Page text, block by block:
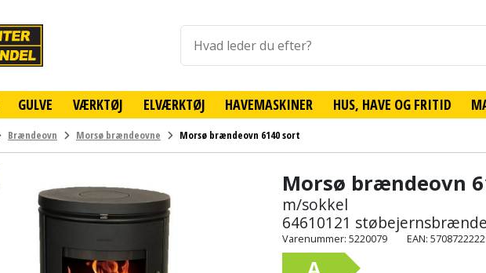
GULVE VÆRKTØJ ELVÆRKTØJ HAVEMASKINER HUS, HAVE OG FRITID
online
byggemarked
og
tømmerhandel
-
byg
Brændeovn Morsø brændeovne Morsø brændeovn 6140 sort
Morsø brændeovn
m/sokkel
64610121
Varenummer: 5220079 EAN: